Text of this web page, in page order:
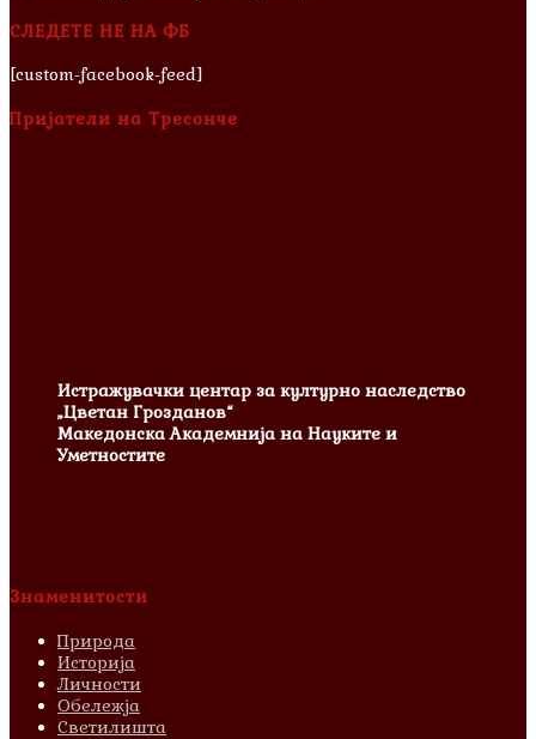
СЛЕДЕТЕ НЕ НА ФБ
[custom-facebook-feed]
Пријатели на Тресонче
Истражувачки центар за културно наследство
„Цветан Грозданов“
Македонска Академнија на Науките и
Уметностите
Знаменитости
Природа
Историја
Личности
Обележја
Светилишта